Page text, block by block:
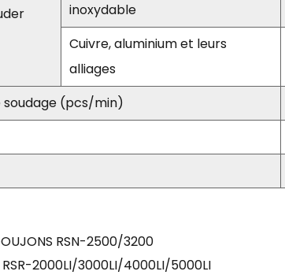
inoxydable
Cuivre, aluminium et leurs
alliages
(pcs/min)
RSN-2500/3200
2000LI/3000LI/4000LI/5000LI